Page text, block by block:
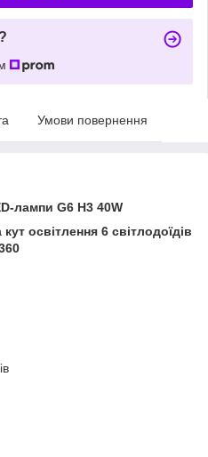
Умови повернення
лампи G6 H3 40W
освітлення 6 світлодоїдів